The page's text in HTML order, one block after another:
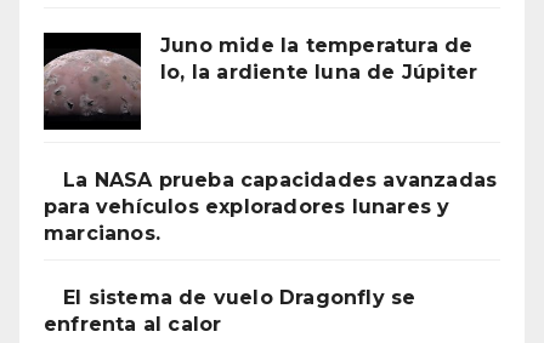
Juno mide la temperatura de
Io, la ardiente luna de Júpiter
La NASA prueba capacidades avanzadas
para vehículos exploradores lunares y
marcianos.
El sistema de vuelo Dragonfly se
enfrenta al calor